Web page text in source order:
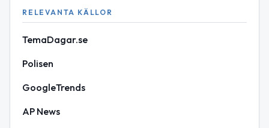
RELEVANTA KÄLLOR
TemaDagar.se
Polisen
GoogleTrends
AP News